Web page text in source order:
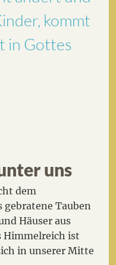
kommt
in Gottes
uns
dem
Tauben
Häuser aus
Himmelreich ist
in unserer Mitte